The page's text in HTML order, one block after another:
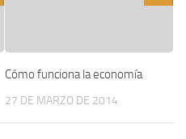
Cómo funciona la economía
27 DE MARZO DE 2014